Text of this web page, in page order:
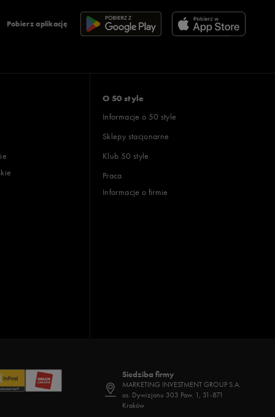
Pobierz aplikację
O 50 style
Informacje o 50 style
Sklepy stacjonarne
Klub 50 style
Praca
Informacje o firmie
Siedziba firmy
MARKETING INVESTMENT GROUP S.A.
os. Dywizjonu 303 Paw. 1, 31-871
Kraków